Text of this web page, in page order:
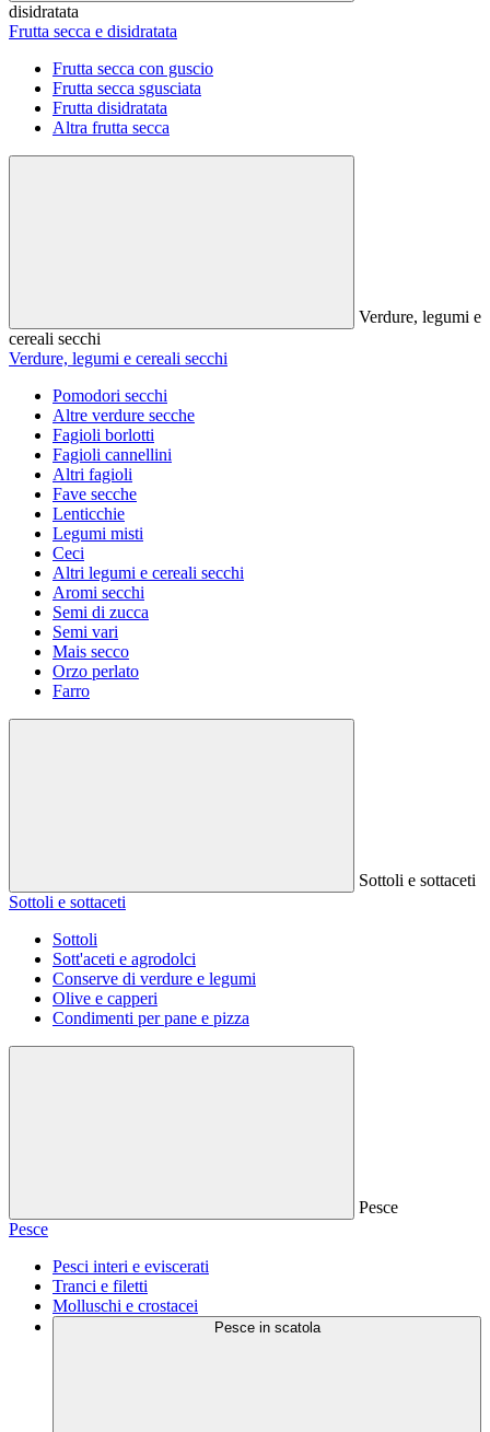
disidratata
Frutta secca e disidratata
Frutta secca con guscio
Frutta secca sgusciata
Frutta disidratata
Altra frutta secca
Verdure, legumi e
cereali secchi
Verdure, legumi e cereali secchi
Pomodori secchi
Altre verdure secche
Fagioli borlotti
Fagioli cannellini
Altri fagioli
Fave secche
Lenticchie
Legumi misti
Ceci
Altri legumi e cereali secchi
Aromi secchi
Semi di zucca
Semi vari
Mais secco
Orzo perlato
Farro
Sottoli e sottaceti
Sottoli e sottaceti
Sottoli
Sott'aceti e agrodolci
Conserve di verdure e legumi
Olive e capperi
Condimenti per pane e pizza
Pesce
Pesce
Pesci interi e eviscerati
Tranci e filetti
Molluschi e crostacei
Pesce in scatola